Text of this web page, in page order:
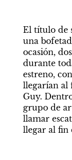
El título de
una
ocasión,
durante
estreno,
llegarían al
Guy.
grupo de
llamar
llegar al fin